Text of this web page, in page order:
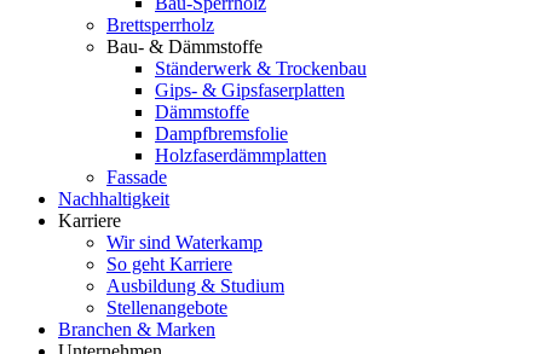
Brettsperrholz
Bau- & Dämmstoffe
Ständerwerk & Trockenbau
Gips- & Gipsfaserplatten
Dämmstoffe
Dampfbremsfolie
Holzfaserdämmplatten
Fassade
Nachhaltigkeit
Karriere
Wir sind Waterkamp
So geht Karriere
Ausbildung & Studium
Stellenangebote
Branchen & Marken